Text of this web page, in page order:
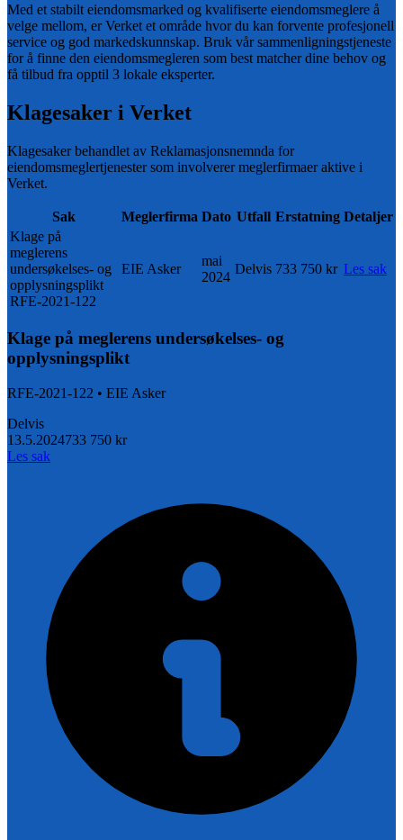
Med et stabilt eiendomsmarked og kvalifiserte eiendomsmeglere å
velge mellom, erVerket et område hvor du kan forvente profesjonell
service og god markedskunnskap. Bruk vår sammenligningstjeneste
for å finne den eiendomsmegleren som best matcher dine behov og
få tilbud fra opptil 3 lokale eksperter.
Klagesaker i Verket
Klagesaker behandlet av Reklamasjonsnemnda for
eiendomsmeglertjenester som involverer meglerfirmaer aktive i
Verket.
Sak Meglerfirma Dato Utfall Erstatning Detaljer
Klage på
meglerens
undersøkelses- og
opplysningsplikt
RFE-2021-122
EIE Asker
mai
2024
Delvis 733 750 kr Les sak
Klage på meglerens undersøkelses- og
opplysningsplikt
RFE-2021-122 • EIE Asker
Delvis
13.5.2024733 750 kr
Les sak